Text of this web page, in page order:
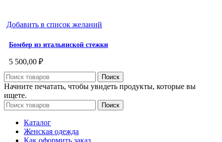
Добавить в список желаний
Бомбер из итальянской стежки
5 500,00 ₽
Поиск
Начните печатать, чтобы увидеть продукты, которые вы
ищете.
Поиск
Каталог
Женская одежда
Как оформить заказ